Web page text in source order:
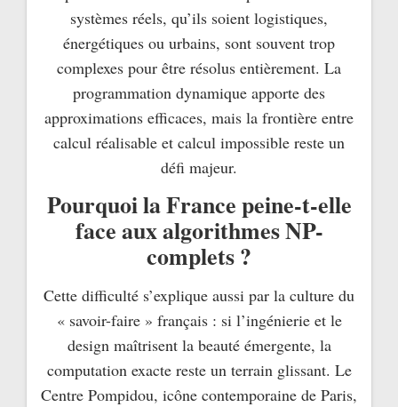
systèmes réels, qu’ils soient logistiques,
énergétiques ou urbains, sont souvent trop
complexes pour être résolus entièrement. La
programmation dynamique apporte des
approximations efficaces, mais la frontière entre
calcul réalisable et calcul impossible reste un
défi majeur.
Pourquoi la France peine-t-elle
face aux algorithmes NP-
complets ?
Cette difficulté s’explique aussi par la culture du
« savoir-faire » français : si l’ingénierie et le
design maîtrisent la beauté émergente, la
computation exacte reste un terrain glissant. Le
Centre Pompidou, icône contemporaine de Paris,